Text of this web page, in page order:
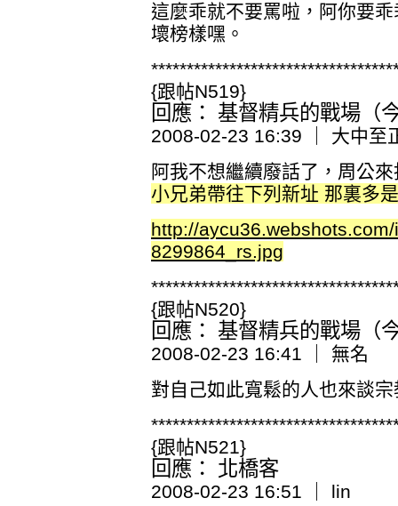
這麼乖就不要罵啦，阿你要
壞榜樣嘿。
{跟帖N519}
回應： 基督精兵的戰場（
2008-02-23 16:39 ｜ 大中至
阿我不想繼續廢話了，周公
小兄弟帶往下列新址 那裏多
http://
8299864_rs.jpg
{跟帖N520}
回應： 基督精兵的戰場（
2008-02-23 16:41 ｜ 無名
對自己如此寬鬆的人也來談
{跟帖N521}
回應： 北橋客
2008-02-23 16:51 ｜ lin